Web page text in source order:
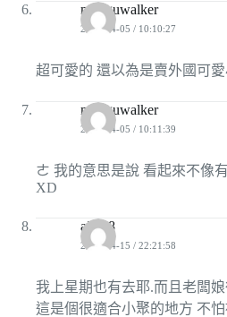
mukguwalker
2010-04-05 / 10:10:27
超可愛的 還以為是賣外國可
mukguwalker
2010-04-05 / 10:11:39
ㄜ 我的意思是說 看起來不像
XD
a2088
2010-04-15 / 22:21:58
我上星期也有去耶.而且老闆
這是個很適合小聚的地方 不